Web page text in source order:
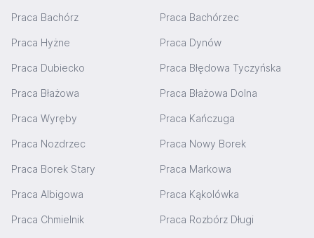
Praca Bachórz Praca Bachórzec
Praca Hyżne Praca Dynów
Praca Dubiecko Praca Błędowa Tyczyńska
Praca Błażowa Praca Błażowa Dolna
Praca Wyręby Praca Kańczuga
Praca Nozdrzec Praca Nowy Borek
Praca Borek Stary Praca Markowa
Praca Albigowa Praca Kąkolówka
Praca Chmielnik Praca Rozbórz Długi